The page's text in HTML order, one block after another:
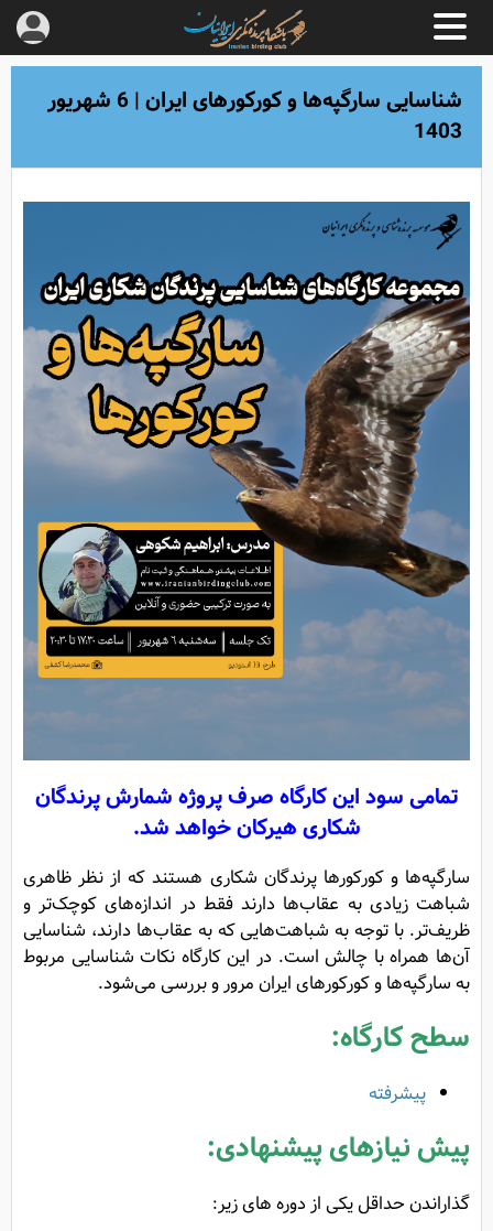
شناسایی سارگپه‌ها و کورکورهای ایران | 6 شهریور
1403
تمامی سود این کارگاه صرف پروژه شمارش پرندگان
شکاری هیرکان خواهد شد.
سارگپه‌ها و کورکورها پرندگان شکاری هستند که از نظر ظاهری
شباهت زیادی به عقاب‌ها دارند فقط در اندازه‌های کوچک‌تر و
ظریف‌تر. با توجه به شباهت‌هایی که به عقاب‌ها دارند، شناسایی
آن‌ها همراه با چالش است. در این کارگاه نکات شناسایی مربوط
به سارگپه‌ها و کورکورهای ایران مرور و بررسی می‌شود.
سطح کارگاه:
پیشرفته
پیش نیازهای پیشنهادی:
گذاراندن حداقل یکی از دوره های زیر: